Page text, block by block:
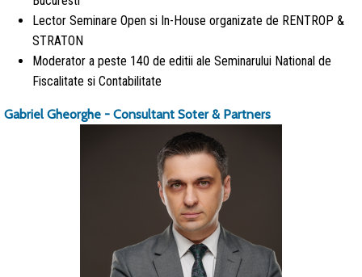
Lector Seminare Open si In-House organizate de RENTROP &
STRATON
Moderator a peste 140 de editii ale Seminarului National de
Fiscalitate si Contabilitate
Gabriel Gheorghe - Consultant Soter & Partners